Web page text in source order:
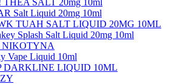
Salt Liquid 20mg 10ml
TUAH SALT LIQUID 20MG 10ML
Splash Salt Liquid 20mg 10ml
Vape Liquid 10ml
DARKLINE LIQUID 10ML